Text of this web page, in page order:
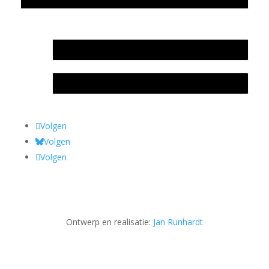
Volgen
Volgen
Volgen
Ontwerp en realisatie: Jan Runhardt